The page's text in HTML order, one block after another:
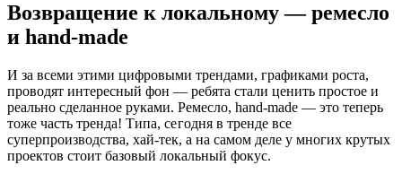
Возвращение к локальному — ремесло
и hand-made
И за всеми этими цифровыми трендами, графиками роста,
проводят интересный фон — ребята стали ценить простое и
реально сделанное руками. Ремесло, hand-made — это теперь
тоже часть тренда! Типа, се годня в тренде все
суперпроизводства, хай-тек, а на самом деле у многих крутых
проектов стоит базовый локальный фокус.